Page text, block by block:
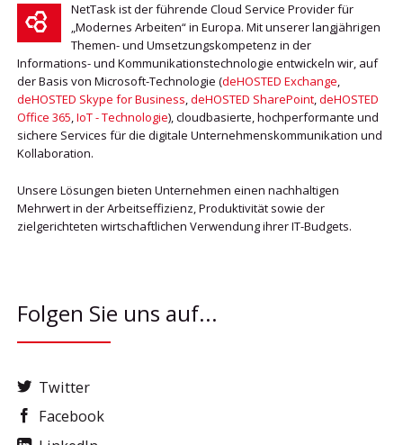
NetTask ist der führende Cloud Service Provider für
„Modernes Arbeiten“ in Europa. Mit unserer langjährigen
Themen- und Umsetzungskompetenz in der
Informations- und Kommunikationstechnologie entwickeln wir, auf
der Basis von Microsoft-Technologie (deHOSTED Exchange,
deHOSTED Skype for Business,deHOSTED SharePoint,deHOSTED
Office 365,IoT - Technologie), cloudbasierte, hochperformante und
sichere Services für die digitale Unternehmenskommunikation und
Kollaboration.
Unsere Lösungen bieten Unternehmen einen nachhaltigen
Mehrwert in der Arbeitseffizienz, Produktivität sowie der
zielgerichteten wirtschaftlichen Verwendung ihrer IT-Budgets.
Folgen Sie uns auf...
Twitter
Facebook